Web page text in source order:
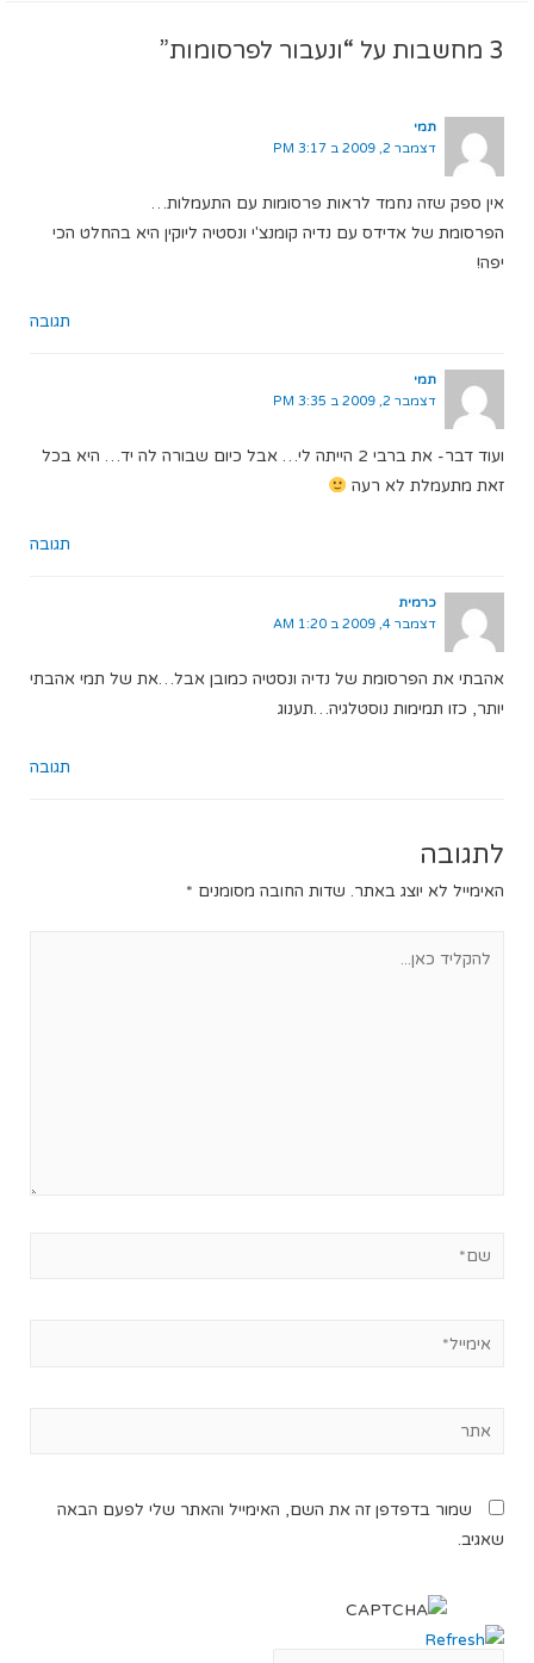
3 מחשבות על “ונעבור לפרסומות”
תמי
דצמבר 2, 2009 ב 3:17 PM
אין ספק שזה נחמד לראות פרסומות עם התעמלות…
הפרסומת של אדידס עם נדיה קומנצ'י ונסטיה ליוקין היא בהחלט הכי
יפה!
תגובה
תמי
דצמבר 2, 2009 ב 3:35 PM
ועוד דבר- את ברבי 2 הייתה לי… אבל כיום שבורה לה יד… היא בכל
זאת מתעמלת לא רעה
תגובה
כרמית
דצמבר 4, 2009 ב 1:20 AM
אהבתי את הפרסומת של נדיה ונסטיה כמובן אבל…את של תמי אהבתי
יותר, כזו תמימות נוסטלגיה…תענוג
תגובה
לתגובה
האימייל לא יוצג באתר. שדות החובה מסומנים *
שמור בדפדפן זה את השם, האימייל והאתר שלי לפעם הבאה
שאגיב.